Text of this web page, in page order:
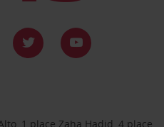
1 place Zaha Hadid, 4 place